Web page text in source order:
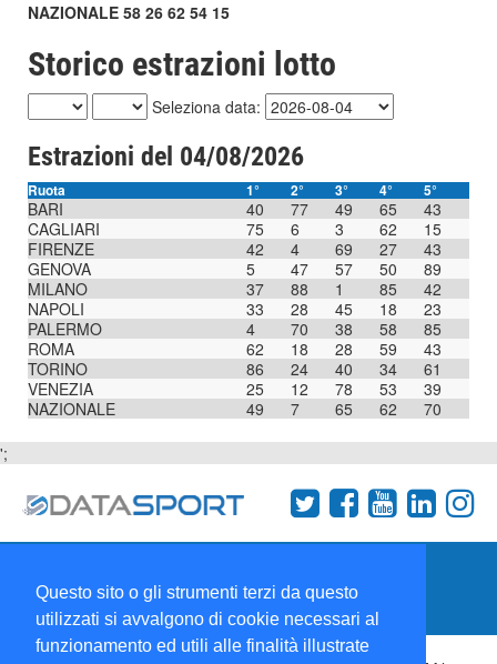
Questo sito o gli strumenti terzi da questo
utilizzati si avvalgono di cookie necessari al
funzionamento ed utili alle finalità illustrate
NAZIONALE 58 26 62 54 15
Storico estrazioni lotto
Seleziona data:
Estrazioni del 04/08/2026
Ruota 1° 2° 3° 4° 5°
BARI 40 77 49 65
43
CAGLIARI
75 6 3 62
15
FIRENZE
42 4 69 27
43
GENOVA
5 47 57 50
89
MILANO
37 88 1 85
42
NAPOLI
33 28 45 18
23
PALERMO
4 70 38 58
85
ROMA
62 18 28 59
43
TORINO
86 24 40 34
61
VENEZIA
25 12 78 53
39
NAZIONALE
49 7 65 62
70
';
Collabora con noi